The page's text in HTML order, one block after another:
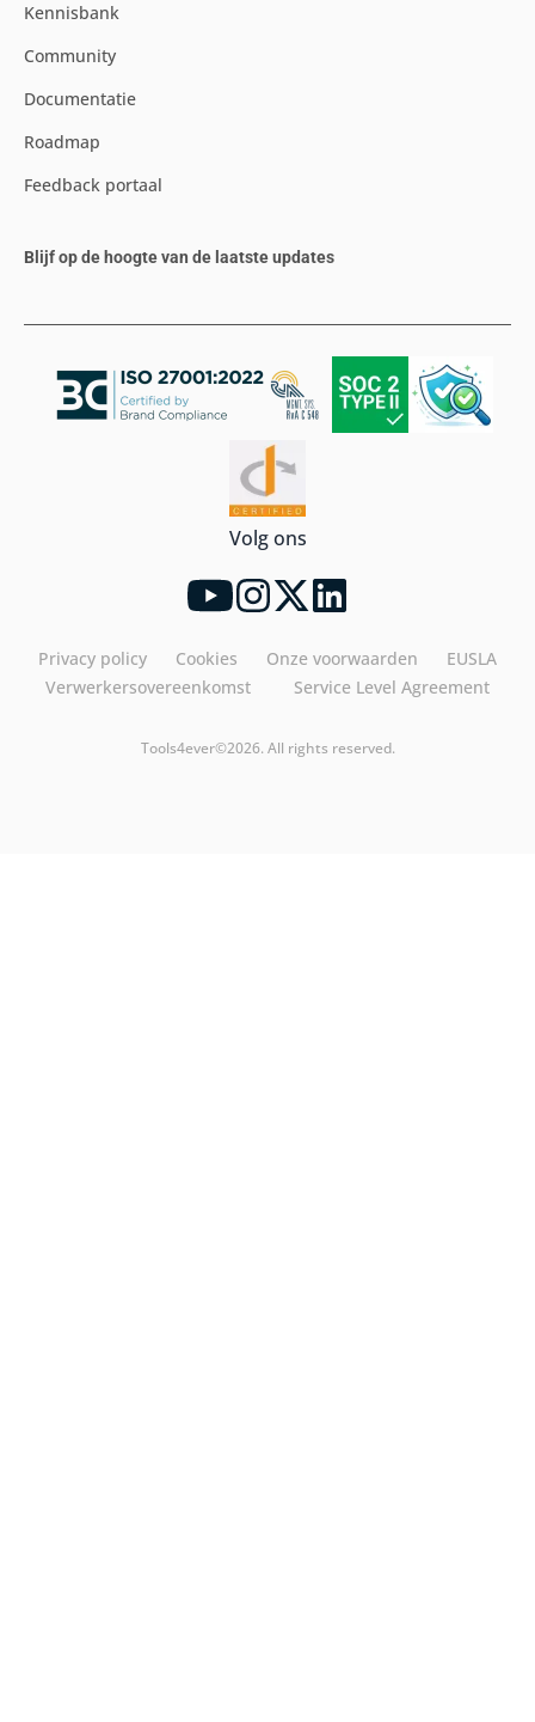
Kennisbank
Community
Documentatie
Roadmap
Feedback portaal
Blijf op de hoogte van de laatste updates
Volg ons
Privacy policy Cookies Onze voorwaarden
EUSLA
Verwerkersovereenkomst
Service Level Agreement
Tools4ever©2026. All rights reserved.